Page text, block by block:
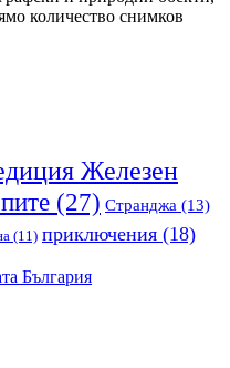
количество снимков
Железен
(27) Странджа (13)
(11) приключения (18)
България